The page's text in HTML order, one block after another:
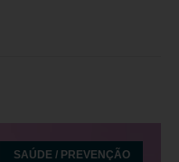
SAÚDE / PREVENÇÃO